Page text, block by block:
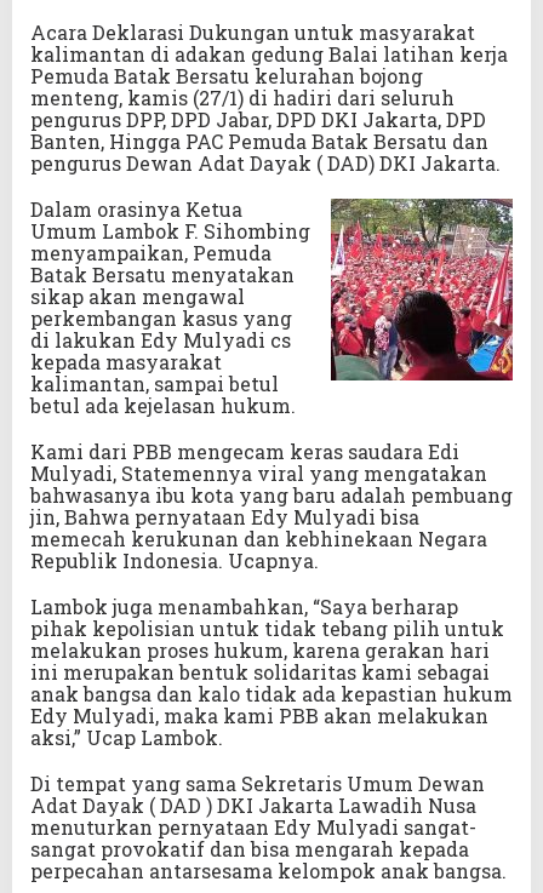
Acara Deklarasi Dukungan untuk masyarakat
kalimantan di adakan gedung Balai latihan kerja
Pemuda Batak Bersatu kelurahan bojong
menteng, kamis (27/1) di hadiri dari seluruh
pengurus DPP, DPD Jabar, DPD DKI Jakarta, DPD
Banten, Hingga PAC Pemuda Batak Bersatu dan
pengurus Dewan Adat Dayak ( DAD) DKI Jakarta.
Dalam orasinya Ketua
Umum Lambok F. Sihombing
menyampaikan, Pemuda
Batak Bersatu menyatakan
sikap akan mengawal
perkembangan kasus yang
di lakukan Edy Mulyadi cs
kepada masyarakat
kalimantan, sampai betul
betul ada kejelasan hukum.
Kami dari PBB mengecam keras saudara Edi
Mulyadi, Statemennya viral yang mengatakan
bahwasanya ibu kota yang baru adalah pembuang
jin, Bahwa pernyataan Edy Mulyadi bisa
memecah kerukunan dan kebhinekaan Negara
Republik Indonesia. Ucapnya.
Lambok juga menambahkan, “Saya berharap
pihak kepolisian untuk tidak tebang pilih untuk
melakukan proses hukum, karena gerakan hari
ini merupakan bentuk solidaritas kami sebagai
anak bangsa dan kalo tidak ada kepastian hukum
Edy Mulyadi, maka kami PBB akan melakukan
aksi,” Ucap Lambok.
Di tempat yang sama Sekretaris Umum Dewan
Adat Dayak ( DAD ) DKI Jakarta Lawadih Nusa
menuturkan pernyataan Edy Mulyadi sangat-
sangat provokatif dan bisa mengarah kepada
perpecahan antarsesama kelompok anak bangsa.